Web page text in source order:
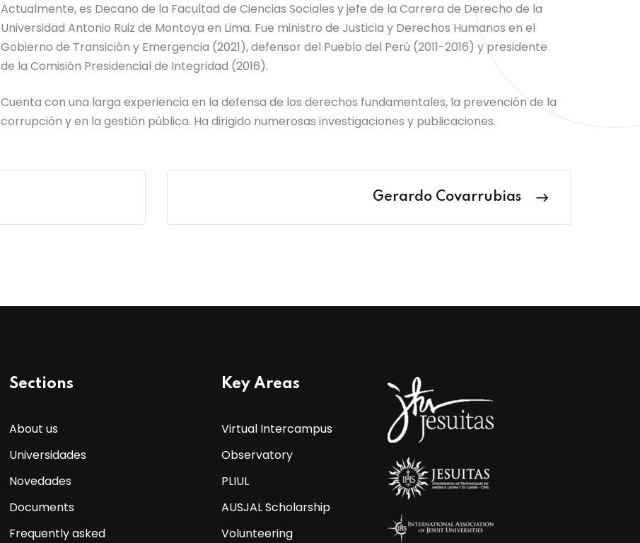
Actualmente, es Decano de la Facultad de Ciencias Sociales y jefe de la Carrera de Derecho de la
Universidad Antonio Ruiz de Montoya en Lima. Fue ministro de Justicia y Derechos Humanos en el
Gobierno de Transición y Emergencia (2021), defensor del Pueblo del Perú (2011-2016) y presidente
de la Comisión Presidencial de Integridad (2016).
Cuenta con una larga experiencia en la defensa de los derechos fundamentales, la prevención de la
corrupción y en la gestión pública. Ha dirigido numerosas investigaciones y publicaciones.
Gerardo Covarrubias
Sections
About us
Universidades
Novedades
Documents
Frequently asked
Key Areas
Virtual Intercampus
Observatory
PLIUL
AUSJAL Scholarship
Volunteering